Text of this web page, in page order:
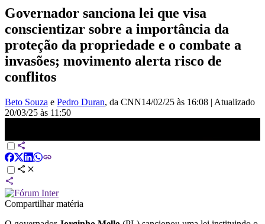
Governador sanciona lei que visa
conscientizar sobre a importância da
proteção da propriedade e o combate a
invasões; movimento alerta risco de
conflitos
Beto Souza e Pedro Duran, da CNN14/02/25 às 16:08 | Atualizado
20/03/25 às 11:50
Compartilhar matéria